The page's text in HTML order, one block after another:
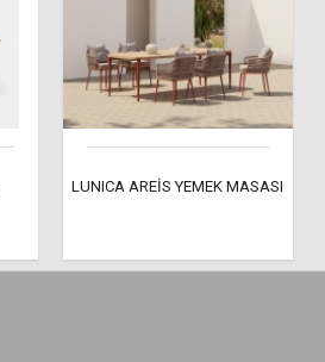
LUNICA AREİS YEMEK MASASI